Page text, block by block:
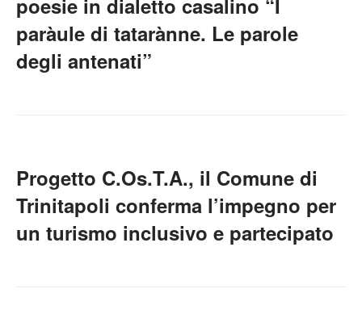
poesie in dialetto casalino “I
paràule di tatarànne. Le parole
degli antenati”
Progetto C.Os.T.A., il Comune di
Trinitapoli conferma l’impegno per
un turismo inclusivo e partecipato